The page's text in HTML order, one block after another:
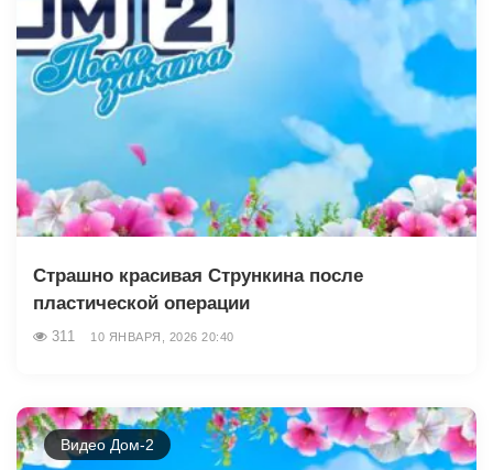
Страшно красивая Стрункина после
пластической операции
311 10 ЯНВАРЯ, 2026 20:40
Видео Дом-2